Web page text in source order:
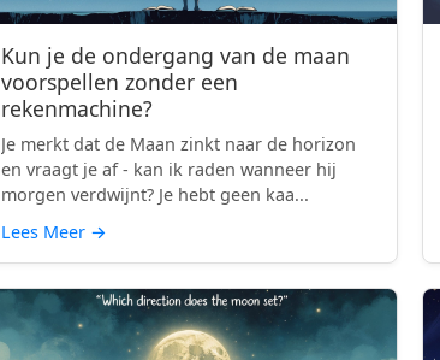
Kun je de ondergang van de maan
voorspellen zonder een
rekenmachine?
Je merkt dat de Maan zinkt naar de horizon
en vraagt je af - kan ik raden wanneer hij
morgen verdwijnt? Je hebt geen kaa...
Lees Meer →